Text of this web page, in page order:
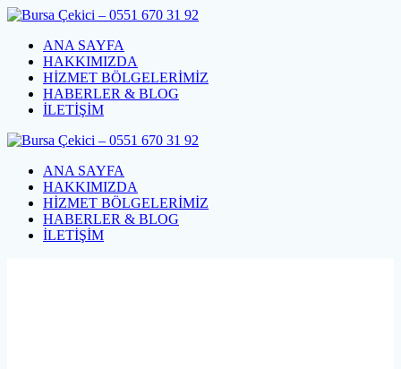
Skip
contentANA SAYFA
HAKKIMIZDA
HİZMET BÖLGELERİMİZ
HABERLER & BLOG
İLETİŞİM
ANA SAYFA
HAKKIMIZDA
HİZMET BÖLGELERİMİZ
HABERLER & BLOG
İLETİŞİM